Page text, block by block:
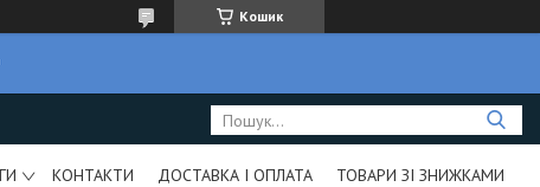
Кошик
КОНТАКТИ ДОСТАВКА І ОПЛАТА
ТОВАРИ ЗІ ЗНИЖКАМИ